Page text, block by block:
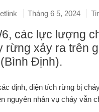
Tháng 6 5, 2024
6, các lực lượng
rừng xảy ra trên
Định).
định, diện tích rừng bị
nguyên nhân vụ cháy vẫn